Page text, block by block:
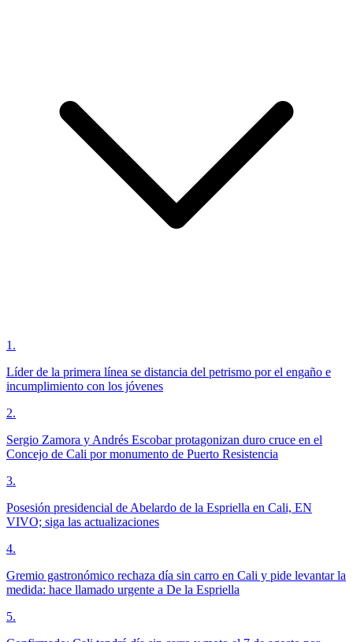
1 .
Líder de la primera línea se distancia del petrismo por el engaño e
incumplimiento con los jóvenes
2.
Sergio Zamora y Andrés Escobar protagonizan duro cruce en el
Concejo de Cali por monumento de Puerto Resistencia
3.
Posesión presidencial de Abelardo de la Espriella en Cali, EN
VIVO; siga las actualizaciones
4.
Gremio gastronómico rechaza día sin carro en Cali y pide levantar la
medida: hace llamado urgente a De la Espriella
5.